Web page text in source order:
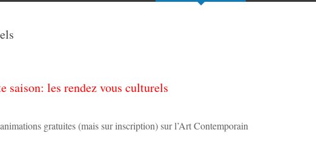
saison: les rendez vous culturels
gratuites (mais sur inscription) sur l’Art Contemporain